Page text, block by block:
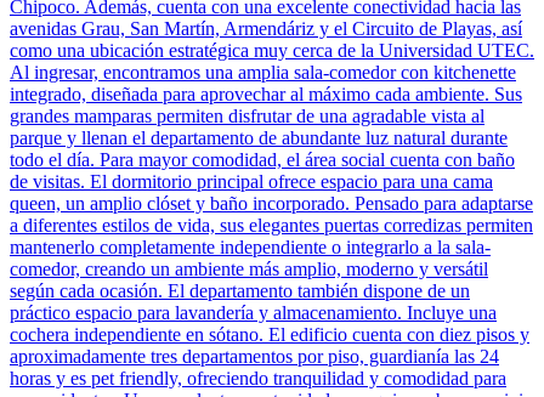
Chipoco. Además, cuenta con una excelente conectividad hacia las
avenidas Grau, San Martín, Armendáriz y el Circuito de Playas, así
como una ubicación estratégica muy cerca de la Universidad UTEC.
Al ingresar, encontramos una amplia sala-comedor con kitchenette
integrado, diseñada para aprovechar al máximo cada ambiente. Sus
grandes mamparas permiten disfrutar de una agradable vista al
parque y llenan el departamento de abundante luz natural durante
todo el día. Para mayor comodidad, el área social cuenta con baño
de visitas. El dormitorio principal ofrece espacio para una cama
queen, un amplio clóset y baño incorporado. Pensado para adaptarse
a diferentes estilos de vida, sus elegantes puertas corredizas permiten
mantenerlo completamente independiente o integrarlo a la sala-
comedor, creando un ambiente más amplio, moderno y versátil
según cada ocasión. El departamento también dispone de un
práctico espacio para lavandería y almacenamiento. Incluye una
cochera independiente en sótano. El edificio cuenta con diez pisos y
aproximadamente tres departamentos por piso, guardianía las 24
horas y es pet friendly, ofreciendo tranquilidad y comodidad para